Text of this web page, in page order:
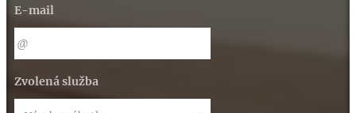
E-mail
Zvolená služba